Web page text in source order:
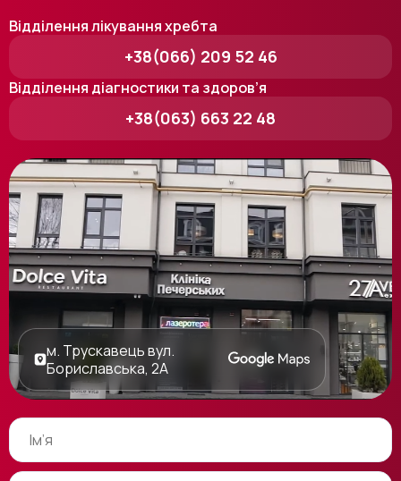
Відділення лікування хребта
+38(066) 209 52 46
Відділення діагностики та здоров’я
+38(063) 663 22 48
м. Трускавець вул.
Бориславська, 2А